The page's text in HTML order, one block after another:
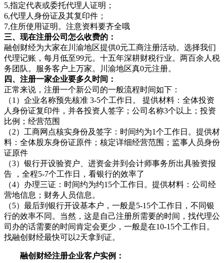
5,指定代表或委托代理人证明；
6,代理人身份证及其复印件；
7,住所使用证明。注意资料要齐全哦
三、现在注册公司怎么收费的：
融创财经为大家在川渝地区提供0元工商注册活动。选择我们
代理记账，每月低至99元。十五年深耕财税行业。两百余人税
务团队。服务客户上万家。川渝地区真0元注册。
四、注册一家企业要多久时间：
正常来说，注册一个新公司的一般流程时间如下：
（1）企业名称预先核准 3-5个工作日。 提供材料：全体投资
人身份证复印件，并各投资人签字；公司名称3个以上；投资
比例；经营范围
（2）工商网点核实身份及签字：时间约为1个工作日。提供材
料：全体股东身份证原件；核定详细经营范围；监事人员身份
证原件
（3）银行开设验资户、进资金并到会计师事务所出具验资报
告 ，全程5-7个工作日，看银行的效率了
（4）办理三证：时间约为约15个工作日。提供材料：公司经
营地信息；财务人员信息。
（5）最后到银行开设基本户，一般是5-15个工作日，不同银
行的效率不同。当然，这是自己注册所需要的时间，找代理公
司办的话需要的时间肯定会更少，一般是在10-15个工作日。
找融创财经最快可以2天拿到证。
融创财经注册企业客户实例：